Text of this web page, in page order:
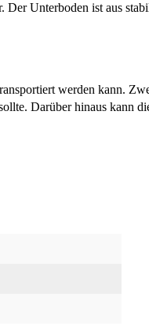
Der Unterboden ist aus
werden kann.
Darüber hinaus kann